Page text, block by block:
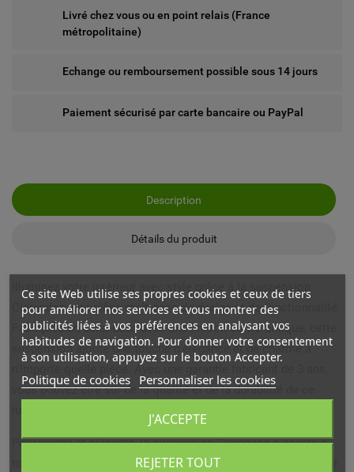
Livré chez vous ou en point relais (France
métropolitaine)
Echange ou remboursement possible sous 14 jours
Paiement sécurisé par carte bancaire ou PayPal
Description
Détails du produit
Illuminez votre intérieur avec style grâce à la suspension
Clarendon, une pièce maîtresse de design et de fonctionnalité.
Fabriquée en acier doux avec une finition cuivre antique, cette
suspension ajoute une touche d'élégance et de charme à
n'importe quelle pièce. Avec une garantie fabricant de 3 ans,
vous pouvez être sûr de la qualité et de la durabilité de ce
Polyvalente et élégante, la suspension Clarendon s'adapte à
tous les styles de décoration intérieure. Que vous recherchiez
Ce site Web utilise ses propres cookies et ceux de tiers
pour améliorer nos services et vous montrer des
publicités liées à vos préférences en analysant vos
habitudes de navigation. Pour donner votre consentement
à son utilisation, appuyez sur le bouton Accepter.
Politique de cookies Personnaliser les cookies
REJETER TOUT
J'ACCEPTE